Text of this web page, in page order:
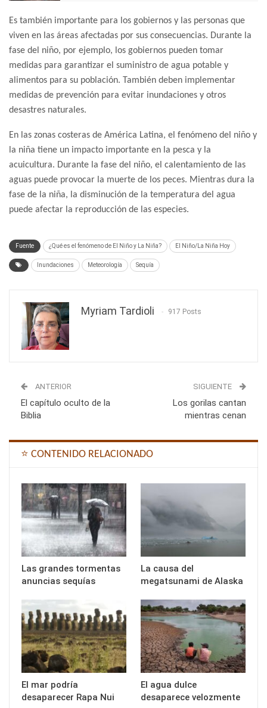
Es también importante para los gobiernos y las personas que
viven en las áreas afectadas por sus consecuencias. Durante la
fase del niño, por ejemplo, los gobiernos pueden tomar
medidas para garantizar el suministro de agua potable y
alimentos para su población. También deben implementar
medidas de prevención para evitar inundaciones y otros
desastres naturales.
En las zonas costeras de América Latina, el fenómeno del niño y
la niña tiene un impacto importante en la pesca y la
acuicultura. Durante la fase del niño, el calentamiento de las
aguas puede provocar la muerte de los peces. Mientras dura la
fase de la niña, la disminución de la temperatura del agua
puede afectar la reproducción de las especies.
Fuente ¿Qué es el fenómeno de El Niño y La Niña? El Niño/La Niña Hoy
Inundaciones Meteorología Sequía
Myriam Tardioli 917 Posts
ANTERIOR
El capítulo oculto de la
Biblia
SIGUIENTE
Los gorilas cantan
mientras cenan
⭐ CONTENIDO RELACIONADO
Las grandes tormentas
anuncias sequías
La causa del
megatsunami de Alaska
El mar podría
desaparecer Rapa Nui
El agua dulce
desaparece velozmente